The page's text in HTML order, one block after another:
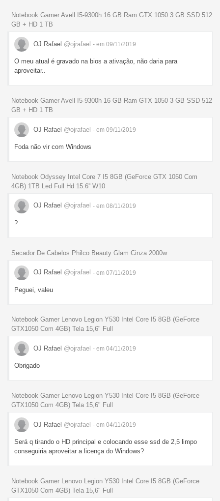
Notebook Gamer Avell I5-9300h 16 GB Ram GTX 1050 3 GB SSD 512
GB + HD 1 TB
OJ Rafael @ojrafael - em 09/11/2019
O meu atual é gravado na bios a ativação, não daria para
aproveitar..
Notebook Gamer Avell I5-9300h 16 GB Ram GTX 1050 3 GB SSD 512
GB + HD 1 TB
OJ Rafael @ojrafael - em 09/11/2019
Foda não vir com Windows
Notebook Odyssey Intel Core 7 I5 8GB (GeForce GTX 1050 Com
4GB) 1TB Led Full Hd 15.6'' W10
OJ Rafael @ojrafael - em 08/11/2019
?
Secador De Cabelos Philco Beauty Glam Cinza 2000w
OJ Rafael @ojrafael - em 07/11/2019
Peguei, valeu
Notebook Gamer Lenovo Legion Y530 Intel Core I5 8GB (GeForce
GTX1050 Com 4GB) Tela 15,6" Full
OJ Rafael @ojrafael - em 04/11/2019
Obrigado
Notebook Gamer Lenovo Legion Y530 Intel Core I5 8GB (GeForce
GTX1050 Com 4GB) Tela 15,6" Full
OJ Rafael @ojrafael - em 04/11/2019
Será q tirando o HD principal e colocando esse ssd de 2,5 limpo
conseguiria aproveitar a licença do Windows?
Notebook Gamer Lenovo Legion Y530 Intel Core I5 8GB (GeForce
GTX1050 Com 4GB) Tela 15,6" Full